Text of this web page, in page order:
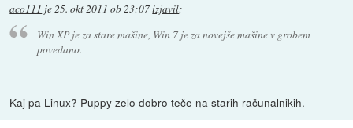
aco111 je25. okt 2011 ob 23:07izjavil:
Win XP je za stare mašine, Win 7 je za novejše mašine v grobem
povedano.
Kaj pa Linux? Puppy zelo dobro teče na starih računalnikih.